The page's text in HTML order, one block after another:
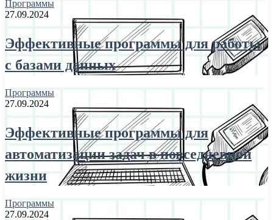
Программы
27.09.2024
Эффективные программы для работы
с базами данных
Программы
27.09.2024
Эффективные программы для
автоматизации задач в повседневной
жизни
Программы
27.09.2024